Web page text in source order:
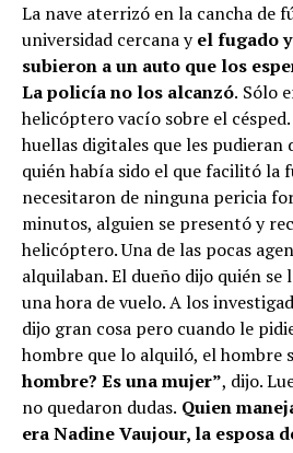
La nave aterrizó en la cancha de
universidad cercana yel fugado
subieron a un auto que los
La policía no los alcanzó. Sólo
helicóptero vacío sobre el
huellas digitales que les pudieran
quién había sido el que facilitó la
necesitaron de ninguna pericia
minutos, alguien se presentó y
helicóptero. Una de las pocas
alquilaban. El dueño dijo quién
una hora de vuelo. A los
dijo gran cosa pero cuando le
hombre que lo alquiló, el hombre
hombre? Es una mujer”, dijo.
no quedaron dudas. Quien
era Nadine Vaujour, la esposa